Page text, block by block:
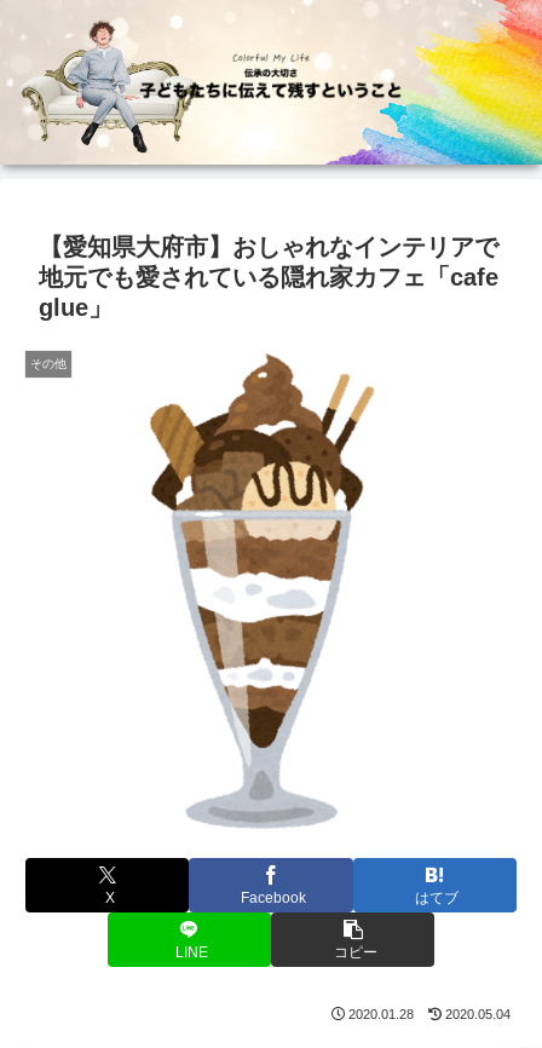
【愛知県大府市】おしゃれなインテリアで
地元でも愛されている隠れ家カフェ「cafe
glue」
その他
X Facebook はてブ
LINE コピー
2020.01.28 2020.05.04